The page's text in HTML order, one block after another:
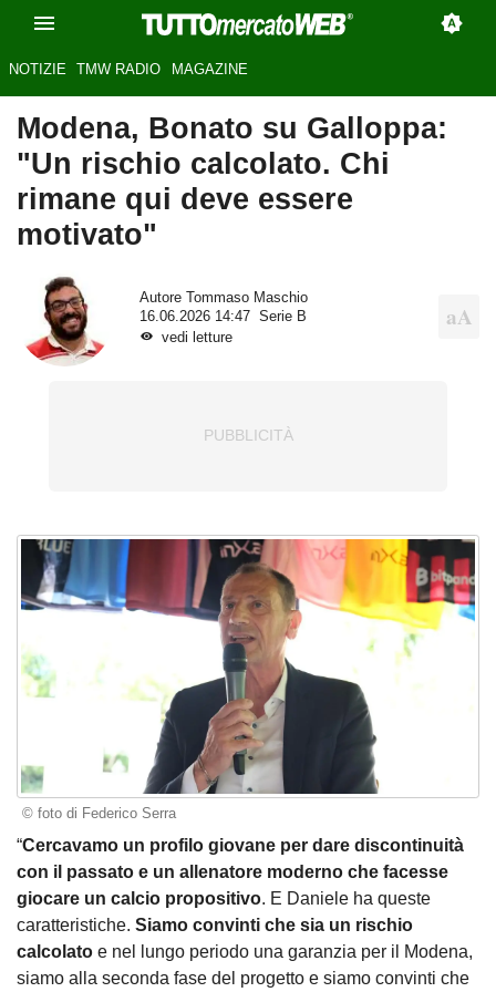
NOTIZIE TMW RADIO MAGAZINE
Modena, Bonato su Galloppa:
"Un rischio calcolato. Chi
rimane qui deve essere
motivato"
Autore
Tommaso Maschio
16.06.2026 14:47
Serie B
vedi letture
© foto di Federico Serra
“Cercavamo un profilo giovane per dare discontinuità
con il passato e un allenatore moderno che facesse
giocare un calcio propositivo. E Daniele ha queste
caratteristiche. Siamo convinti che sia un rischio
calcolato e nel lungo periodo una garanzia per il Modena,
siamo alla seconda fase del progetto e siamo convinti che